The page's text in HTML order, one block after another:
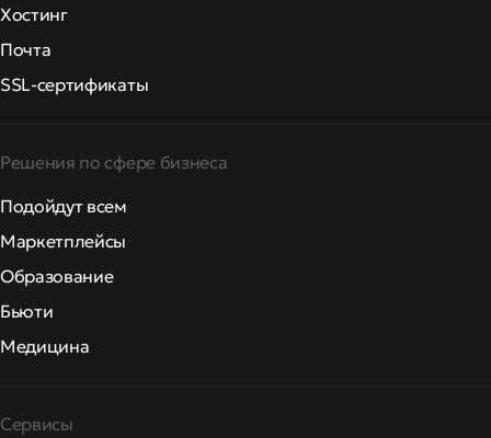
Хостинг
Почта
SSL-сертификаты
Решения по сфере бизнеса
Подойдут всем
Маркетплейсы
Образование
Бьюти
Медицина
Сервисы